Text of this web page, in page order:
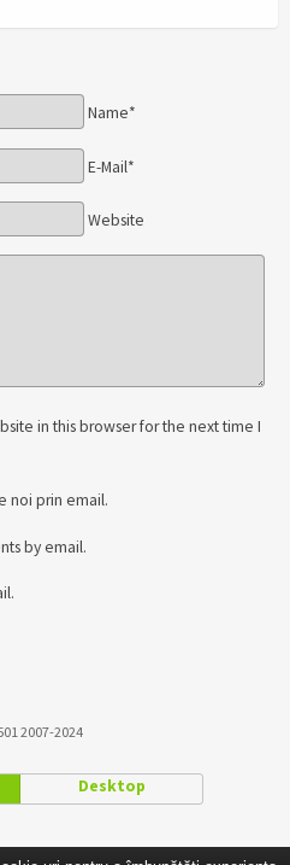
Name*
E-Mail*
Website
in this browser for the next time I
noi prin email.
by email.
2007-2024
Desktop